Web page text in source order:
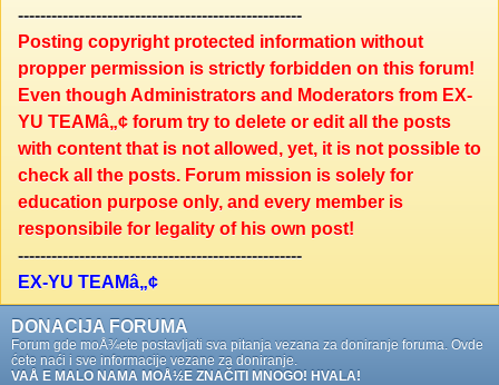
---------------------------------------------------
Posting copyright protected information without
propper permission is strictly forbidden on this forum!
Even though Administrators and Moderators from EX-
YU TEAMâ„¢ forum try to delete or edit all the posts
with content that is not allowed, yet, it is not possible to
check all the posts. Forum mission is solely for
education purpose only, and every member is
responsibile for legality of his own post!
---------------------------------------------------
EX-YU TEAMâ„¢
DONACIJA FORUMA
Forum gde moÅ¾ete postavljati sva pitanja vezana za doniranje foruma. Ovde
ćete naći i sve informacije vezane za doniranje.
VAÅ E MALO NAMA MOÅ½E ZNAČITI MNOGO! HVALA!